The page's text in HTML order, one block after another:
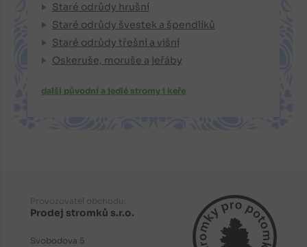
Staré odrůdy hrušní
Staré odrůdy švestek a špendlíků
Staré odrůdy třešní a višní
Oskeruše, moruše a jeřáby
další původní a jedlé stromy i keře
Provozovatel obchodu:
Prodej stromků s.r.o.
Svobodova 5